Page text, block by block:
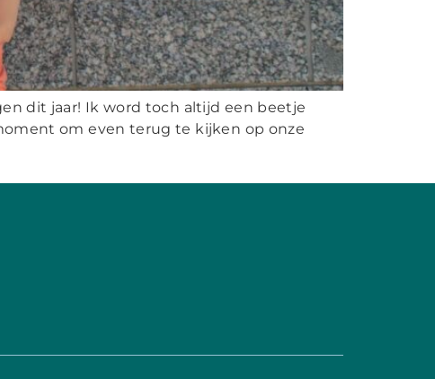
dit jaar! Ik word toch altijd een beetje
om even terug te kijken op onze